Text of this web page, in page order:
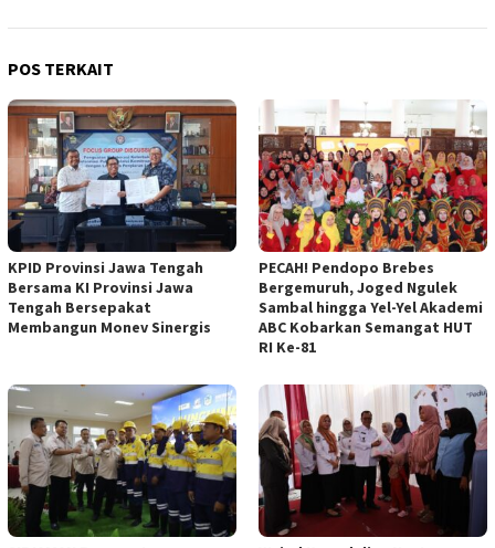
POS TERKAIT
KPID Provinsi Jawa Tengah
Bersama KI Provinsi Jawa
Tengah Bersepakat
Membangun Monev Sinergis
PECAH! Pendopo Brebes
Bergemuruh, Joged Ngulek
Sambal hingga Yel-Yel Akademi
ABC Kobarkan Semangat HUT
RI Ke-81